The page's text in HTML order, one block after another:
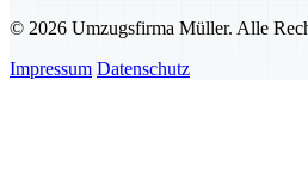
© 2026 Umzugsfirma Müller. Alle
Impressum Datenschutz